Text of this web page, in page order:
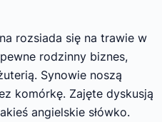
rozsiada się na trawie w
rodzinny biznes,
Synowie noszą
komórkę. Zajęte dyskusją
angielskie słówko.